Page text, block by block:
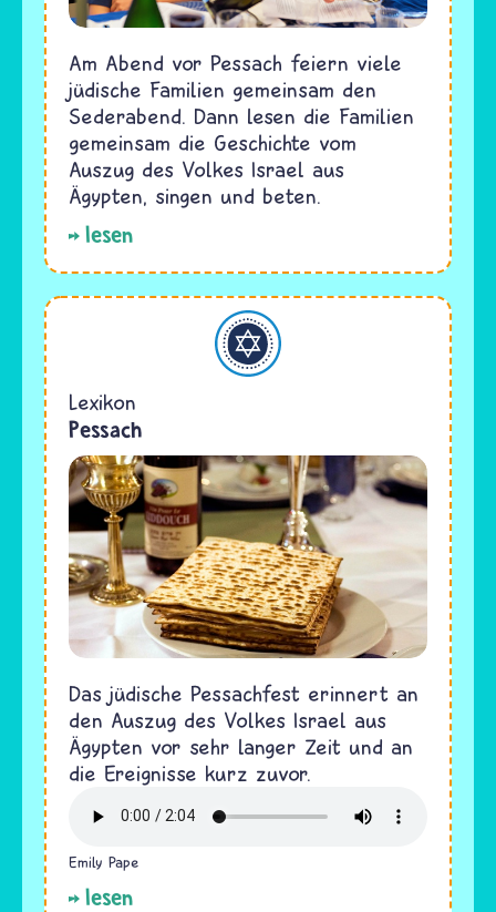
Am Abend vor Pessach feiern viele
jüdische Familien gemeinsam den
Sederabend. Dann lesen die Familien
gemeinsam die Geschichte vom
Auszug des Volkes Israel aus
Ägypten, singen und beten.
lesen
Judentum
Lexikon
Pessach
Das jüdische Pessachfest erinnert an
den Auszug des Volkes Israel aus
Ägypten vor sehr langer Zeit und an
die Ereignisse kurz zuvor.
Emily Pape
lesen